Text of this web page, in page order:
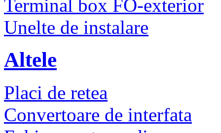
Terminal box FO-exterior
Unelte de instalare
Altele
Placi de retea
Convertoare de interfata